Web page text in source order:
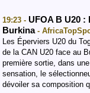
19:23 - UFOA B U20
Burkina -
Les Éperviers U20 du
de la CAN U20 face au
première sortie, dans
sensation, le
dévoiler sa composition